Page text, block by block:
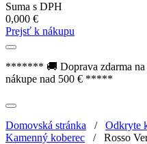
Suma s DPH
0,000 €
Prejsť k nákupu
******* 🚚 Doprava zdarma na
nákupe nad 500 € *****
Domovská stránka / Odkryte
Kamenný koberec / Rosso